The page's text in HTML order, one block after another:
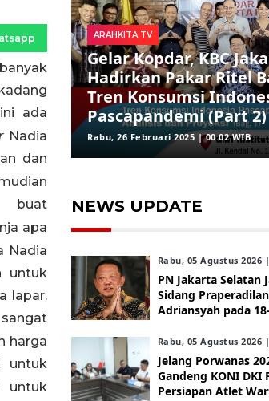
ada
Nadia
dan
apa
Nadia
untuk
lapar.
harga
untuk
untuk
ARAHKITA TV
Gelar Kopdar, KBC
Hadirkan Pakar Ritel
Tren Konsumsi
Pascapandemi (Part 2)
Rabu, 26 Februari 2025 | 00:02 WIB
NEWS UPDATE
Rabu, 05 Agustus 2026
PN Jakarta Selatan
Sidang
Adriansyah pada
Rabu, 05 Agustus 2026
Jelang Porwanas
Gandeng KONI DKI
Persiapan Atlet